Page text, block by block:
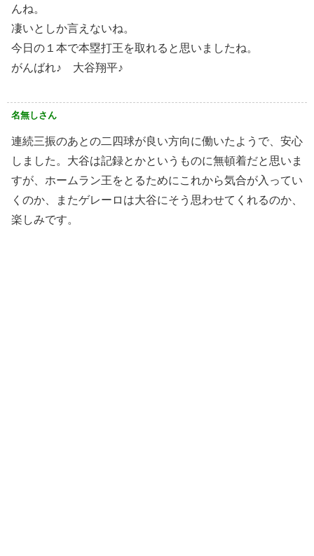
んね。
凄いとしか言えないね。
今日の１本で本塁打王を取れると思いましたね。
がんばれ♪ 大谷翔平♪
名無しさん
連続三振のあとの二四球が良い方向に働いたようで、安心
しました。大谷は記録とかというものに無頓着だと思いま
すが、ホームラン王をとるためにこれから気合が入ってい
くのか、またゲレーロは大谷にそう思わせてくれるのか、
楽しみです。